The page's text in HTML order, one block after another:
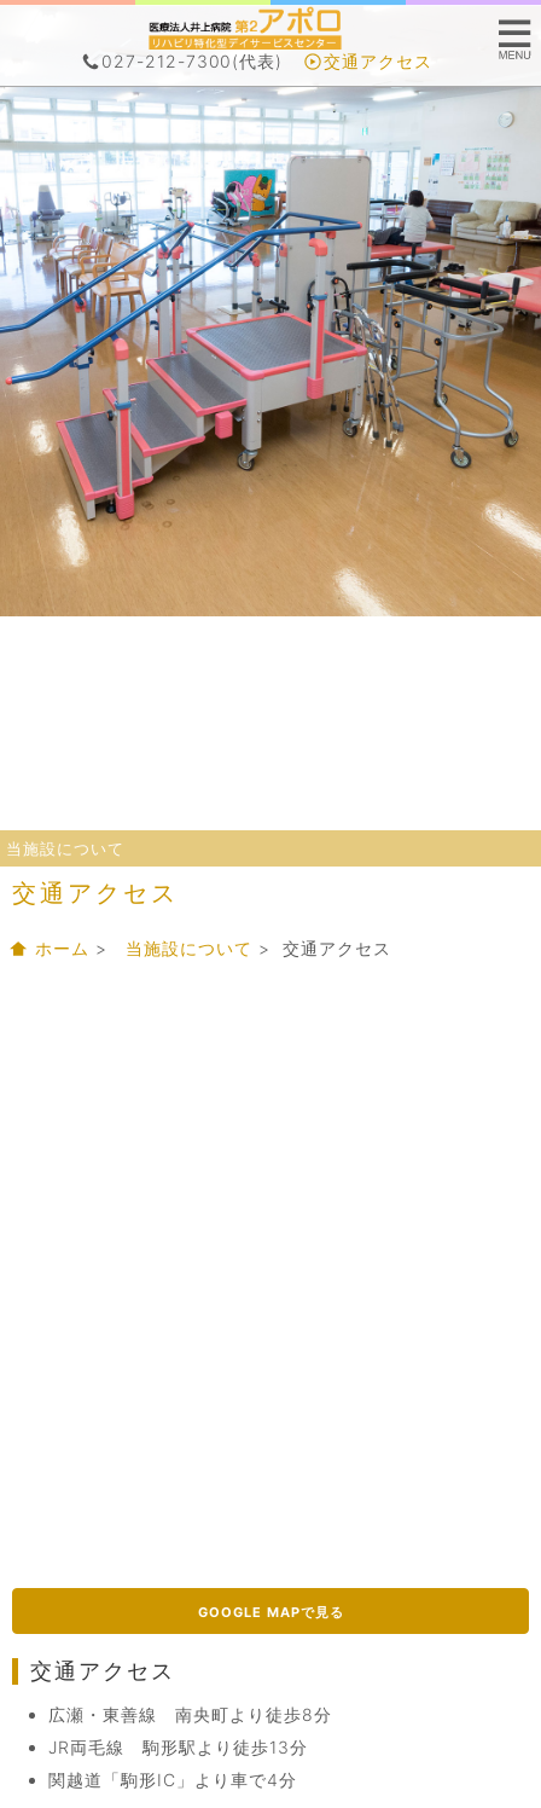
027-212-7300(代表) 交通アクセス
交通アクセス
当施設について
ホーム > 当施設について > 交通アクセス
GOOGLE MAPで見る
交通アクセス
広瀬・東善線 南央町より徒歩8分
JR両毛線 駒形駅より徒歩13分
関越道「駒形IC」より車で4分